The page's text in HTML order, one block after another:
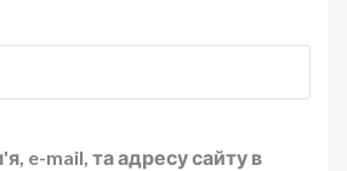
e-mail, та адресу сайту в